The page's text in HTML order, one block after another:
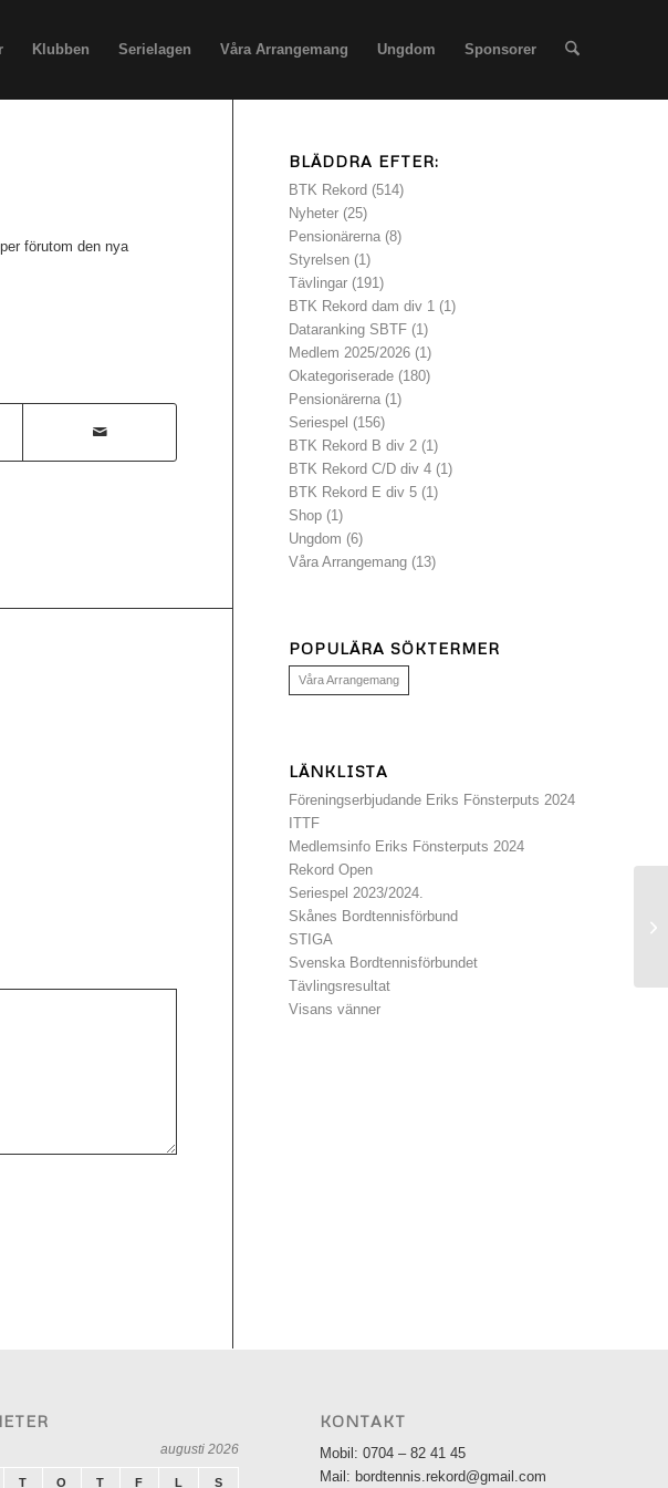
Klubben Serielagen Våra Arrangemang Ungdom Sponsorer
förutom den nya
BLÄDDRA EFTER:
BTK Rekord (514)
Nyheter (25)
Pensionärerna (8)
Styrelsen (1)
Tävlingar (191)
BTK Rekord dam div 1 (1)
Dataranking SBTF (1)
Medlem 2025/2026 (1)
Okategoriserade (180)
Pensionärerna (1)
Seriespel (156)
BTK Rekord B div 2 (1)
BTK Rekord C/D div 4 (1)
BTK Rekord E div 5 (1)
Shop (1)
Ungdom (6)
Våra Arrangemang (13)
POPULÄRA SÖKTERMER
Våra Arrangemang
LÄNKLISTA
Föreningserbjudande Eriks Fönsterputs 2024
ITTF
Medlemsinfo Eriks Fönsterputs 2024
Rekord Open
Seriespel 2023/2024.
Skånes Bordtennisförbund
STIGA
Svenska Bordtennisförbundet
Tävlingsresultat
Visans vänner
augusti 2026
T O T F L S
KONTAKT
Mobil: 0704 – 82 41 45
Mail: bordtennis.rekord@gmail.com